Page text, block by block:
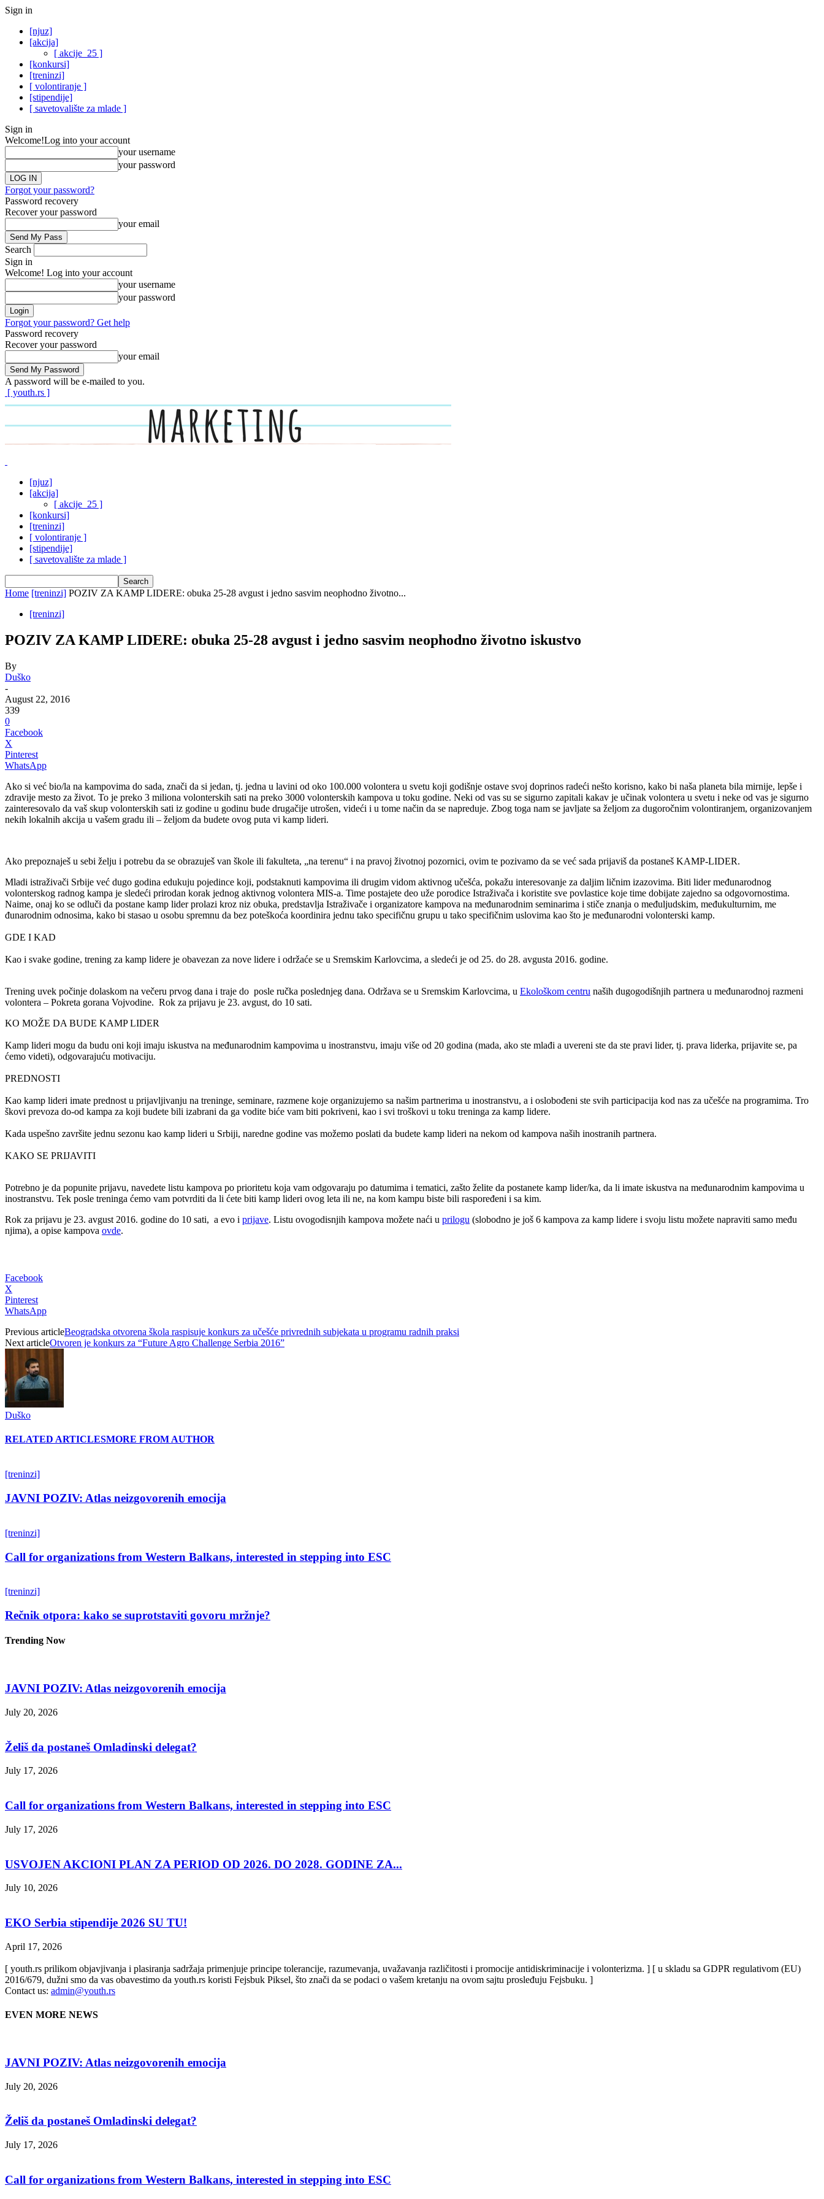
Sign in
[njuz]
[akcija]
[ akcije_25 ]
[konkursi]
[treninzi]
[ volontiranje ]
[stipendije]
[ savetovalište za mlade ]
Sign in
Welcome!Log into your account
your username
your password
Forgot your password?
Password recovery
Recover your password
your email
Search
Sign in
Welcome! Log into your account
your username
your password
Forgot your password? Get help
Password recovery
Recover your password
your email
A password will be e-mailed to you.
[ youth.rs ]
[njuz]
[akcija]
[ akcije_25 ]
[konkursi]
[treninzi]
[ volontiranje ]
[stipendije]
[ savetovalište za mlade ]
Home [treninzi] POZIV ZA KAMP LIDERE: obuka 25-28 avgust i jedno sasvim neophodno životno...
[treninzi]
POZIV ZA KAMP LIDERE: obuka 25-28 avgust i jedno sasvim neophodno životno iskustvo
By
Duško
-
August 22, 2016
339
0
Facebook
X
Pinterest
WhatsApp
Ako si već bio/la na kampovima do sada, znači da si jedan, tj. jedna u lavini od oko 100.000 volontera u svetu koji godišnje ostave svoj doprinos radeći nešto korisno, kako bi naša planeta bila mirnije, lepše i
zdravije mesto za život. To je preko 3 miliona volonterskih sati na preko 3000 volonterskih kampova u toku godine. Neki od vas su se sigurno zapitali kakav je učinak volontera u svetu i neke od vas je sigurno
zainteresovalo da vaš skup volonterskih sati iz godine u godinu bude drugačije utrošen, videći i u tome način da se napreduje. Zbog toga nam se javljate sa željom za dugoročnim volontiranjem, organizovanjem
nekih lokalnih akcija u vašem gradu ili – željom da budete ovog puta vi kamp lideri.
Ako prepoznaješ u sebi ​želju i potrebu da se obrazuje​š van ​škole ili fakulteta, „na terenu“ i na pravoj ​životnoj pozornici, ovim te pozivamo da se ve​ć sada prijavi​š da postane​š KAMP-LIDER.
Mladi istra​živa​či Srbije ve​ć dugo godina edukuju pojedince koji, podstaknuti kampovima ili drugim vidom aktivnog u​češća, poka​žu interesovanje za daljim li​čnim izazovima. Biti lider me​đ​unarodnog
volonterskog radnog kampa je slede​ći prirodan korak jednog aktivnog volontera MIS-a. Time postajete deo u​že porodice Istra​živa​ča i koristite sve povlastice koje time dobijate zajedno sa odgovornostima.
Naime, onaj ko se odlu​či da postane kamp lider prolazi kroz niz obuka, predstavlja Istra​živa​če i organi​zatore kampova na me​đunarodnim seminarima i sti​če znanja o me​đuljudskim, me​đukulturnim, me​
đunarodnim odnosima, kako bi stasao u osobu spremnu da bez pote​ško​ća koordinira jednu tako specifi​čnu grupu u tako specifičnim uslovima kao ​što je me​đunarodni volonterski kamp.
GDE I KAD
Kao i svake godine, trening za kamp lidere je obavezan za nove lidere i odr​ža​će se u Sremskim Karlovcima, a sledeći je od 25. do 28. avgusta 2016. godine.
Trening uvek počinje dolaskom na ve​čeru prvog dana i traje do posle ru​čka poslednjeg dana. Održava se u Sremskim Karlovcima, u Ekološkom centru naših dugogodišnjih partnera u međunarodnoj razmeni
volontera – Pokreta gorana Vojvodine. Rok za prijavu je ​23. avgust​, do 10 sati.
KO MOŽE DA BUDE KAMP LIDER
Kamp lideri mogu da budu oni koji imaju iskustva na me​đunarodnim kampovima u inostranstvu, imaju vi​še od 20 godina (mada, ako ste mla​đi a uvereni ste da ste pravi lider, tj. prava liderka, prijavite se, pa ​
ćemo videti), odgovaraju​ću motivaciju.
PREDNOSTI
Kao kamp lideri imate prednost u prijavljivanju na treninge, seminare, razmene koje organizujemo sa našim partnerima u inostranstvu, a i oslobo​đeni ste svih participacija kod nas za u​če​šće na programima. Tro​
škovi prevoza do-od kampa za koji budete bili izabrani ​da ga vodite biće vam biti pokriveni, kao i svi tro​škovi u toku treninga za kamp lidere.
Kada uspešno završite jednu sezonu kao kamp lideri u Srbiji, naredne godine vas možemo poslati da budete kamp lideri na nekom od kampova naših inostranih partnera.
KAKO SE PRIJAVITI
Potrebno je da popunite prijavu, navedete listu kampova po prioritetu koja vam odgovaraju po datumima i tematici, za​što ​želite da pos​t​anete kamp lider/ka, da li imate iskustva na me​đunarodnim kampovima u
inostranstvu. Tek posle treninga ​ćemo vam potvrditi da li ​ćete biti kamp lideri ovog leta ili ne, na kom kampu biste bili raspore​đeni i sa kim.
Rok za prijavu je 23. avgust 2016. godine do 10 sati, ​a evo i prijave. Listu ovogodisnjih kampova mo​žete na​ći u prilogu (slobodno je još 6 kampova za kamp lidere i svoju listu možete napraviti samo među
njima), a opise kampova ovde.
Facebook
X
Pinterest
WhatsApp
Previous articleBeogradska otvorena škola raspisuje konkurs za učešće privrednih subjekata u programu radnih praksi
Next articleOtvoren je konkurs za “Future Agro Challenge Serbia 2016”
Duško
RELATED ARTICLESMORE FROM AUTHOR
[treninzi]
JAVNI POZIV: Atlas neizgovorenih emocija
[treninzi]
Call for organizations from Western Balkans, interested in stepping into ESC
[treninzi]
Rečnik otpora: kako se suprotstaviti govoru mržnje?
Trending Now
JAVNI POZIV: Atlas neizgovorenih emocija
July 20, 2026
Želiš da postaneš Omladinski delegat?
July 17, 2026
Call for organizations from Western Balkans, interested in stepping into ESC
July 17, 2026
USVOJEN AKCIONI PLAN ZA PERIOD OD 2026. DO 2028. GODINE ZA...
July 10, 2026
EKO Serbia stipendije 2026 SU TU!
April 17, 2026
[ youth.rs prilikom objavjivanja i plasiranja sadržaja primenjuje principe tolerancije, razumevanja, uvažavanja različitosti i promocije antidiskriminacije i volonterizma. ] [ u skladu sa GDPR regulativom (EU)
2016/679, dužni smo da vas obavestimo da youth.rs koristi Fejsbuk Piksel, što znači da se podaci o vašem kretanju na ovom sajtu prosleđuju Fejsbuku. ]
Contact us: admin@youth.rs
EVEN MORE NEWS
JAVNI POZIV: Atlas neizgovorenih emocija
July 20, 2026
Želiš da postaneš Omladinski delegat?
July 17, 2026
Call for organizations from Western Balkans, interested in stepping into ESC